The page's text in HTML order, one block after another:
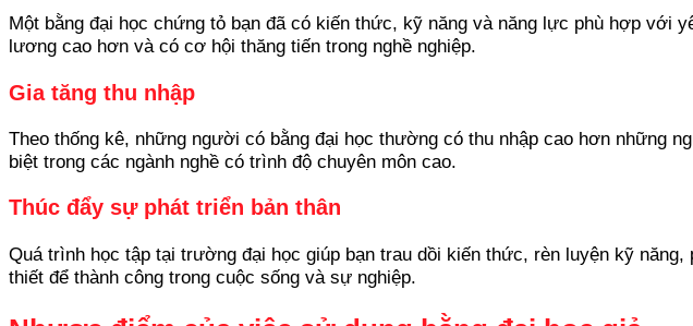
Một bằng đại học chứng tỏ bạn đã có kiến thức, kỹ năng và năng lực phù hợp
lương cao hơn và có cơ hội thăng tiến trong nghề nghiệp.
Gia tăng thu nhập
Theo thống kê, những người có bằng đại học thường có thu nhập cao hơn những
biệt trong các ngành nghề có trình độ chuyên môn cao.
Thúc đẩy sự phát triển bản thân
Quá trình học tập tại trường đại học giúp bạn trau dồi kiến thức, rèn luyện kỹ
thiết để thành công trong cuộc sống và sự nghiệp.